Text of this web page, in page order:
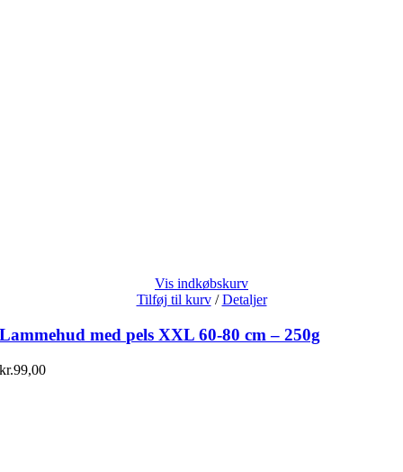
Vis indkøbskurv
Tilføj til kurv / Detaljer
Lammehud med pels XXL 60-80 cm – 250g
kr.99,00